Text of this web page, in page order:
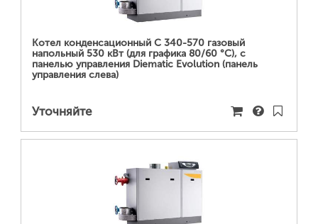
Котел конденсационный C 340-570 газовый
напольный 530 кВт (для графика 80/60 °С), с
панелью управления Diematic Evolution (панель
управления слева)
Уточняйте